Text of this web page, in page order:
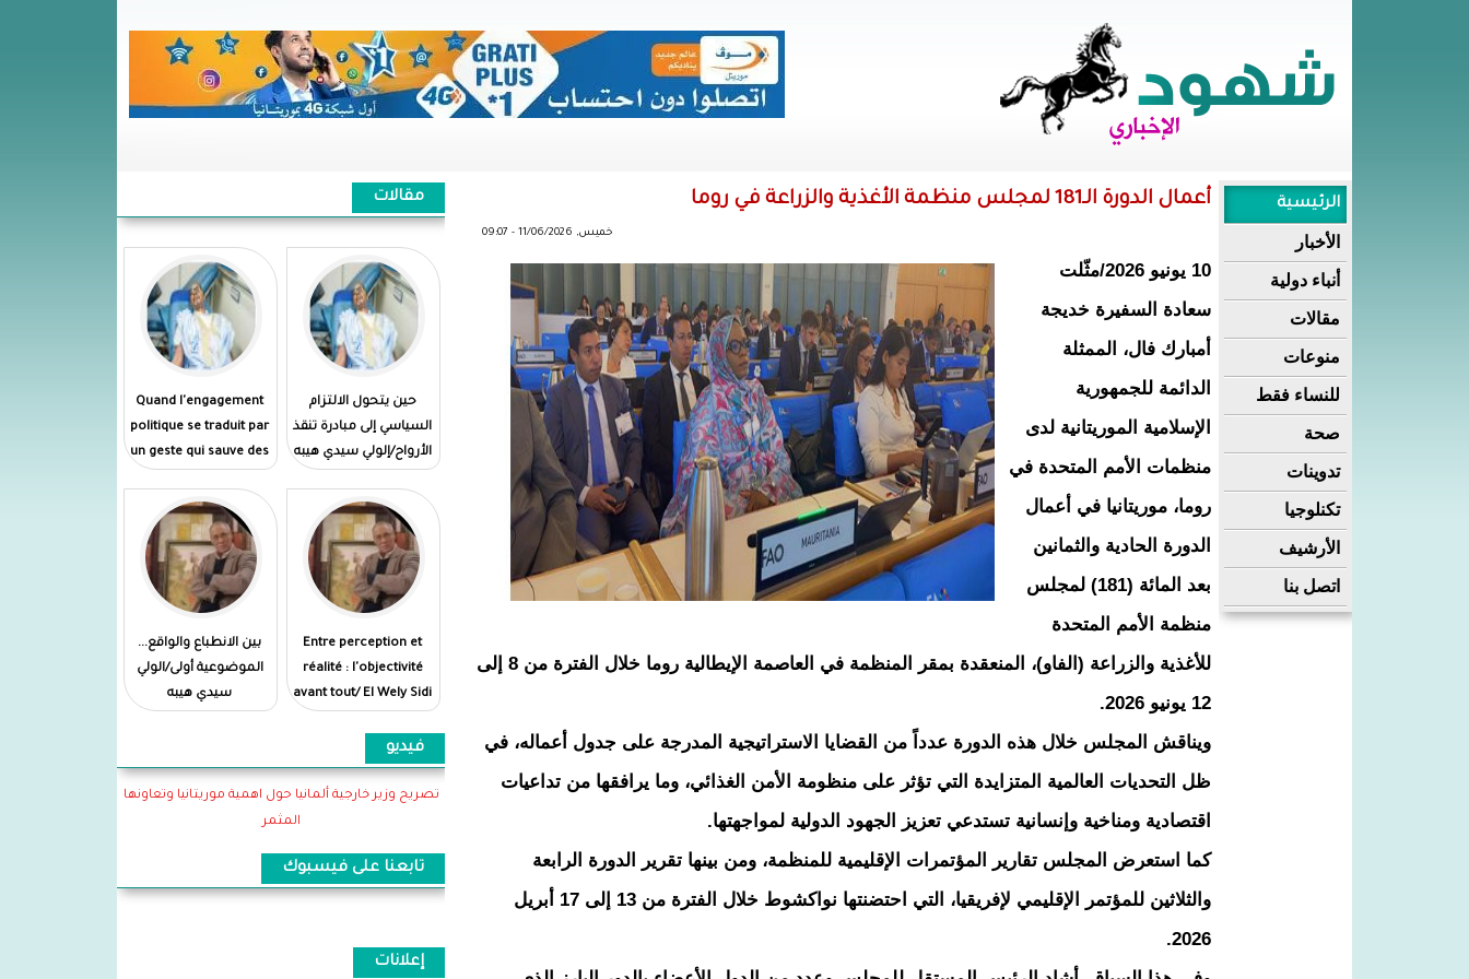
الرئيسية
الأخبار
أنباء دولية
مقالات
منوعات
للنساء فقط
صحة
تدوينات
تكنلوجيا
الأرشيف
اتصل بنا
أعمال الدورة الـ181 لمجلس منظمة الأغذية والزراعة في روما
خميس, 11/06/2026 - 09:07
10 يونيو 2026/مثّلت
سعادة السفيرة خديجة
أمبارك فال، الممثلة
الدائمة للجمهورية
الإسلامية الموريتانية لدى
منظمات الأمم المتحدة في
روما، موريتانيا في أعمال
الدورة الحادية والثمانين
بعد المائة (181) لمجلس
منظمة الأمم المتحدة
للأغذية والزراعة (الفاو)، المنعقدة بمقر المنظمة في العاصمة الإيطالية روما خلال الفترة من 8 إلى
12 يونيو 2026.
ويناقش المجلس خلال هذه الدورة عدداً من القضايا الاستراتيجية المدرجة على جدول أعماله، في
ظل التحديات العالمية المتزايدة التي تؤثر على منظومة الأمن الغذائي، وما يرافقها من تداعيات
اقتصادية ومناخية وإنسانية تستدعي تعزيز الجهود الدولية لمواجهتها.
كما استعرض المجلس تقارير المؤتمرات الإقليمية للمنظمة، ومن بينها تقرير الدورة الرابعة
والثلاثين للمؤتمر الإقليمي لإفريقيا، التي احتضنتها نواكشوط خلال الفترة من 13 إلى 17 أبريل
2026.
مقالات
حين يتحول الالتزام
السياسي إلى مبادرة تنقذ
الأرواح/إلولي سيدي هيبه
Quand l'engagement
politique se traduit par
un geste qui sauve des
Entre perception et
réalité : l'objectivité
avant tout/ El Wely Sidi
بين الانطباع والواقع...
الموضوعية أولى/الولي
سيدي هيبه
فيديو
تصريح وزير خارجية ألمانيا حول اهمية موريتانيا وتعاونها
المثمر
تابعنا على فيسبوك
إعلانات